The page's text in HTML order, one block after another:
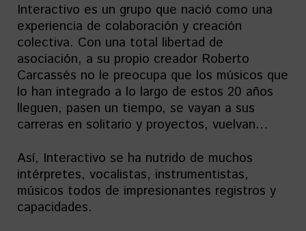
Interactivo es un grupo que nació como una
experiencia de colaboración y creación
colectiva. Con una total libertad de
asociación, a su propio creador Roberto
Carcassés no le preocupa que los músicos que
lo han integrado a lo largo de estos 20 años
lleguen, pasen un tiempo, se vayan a sus
carreras en solitario y proyectos, vuelvan…
Así, Interactivo se ha nutrido de muchos
intérpretes, vocalistas, instrumentistas,
músicos todos de impresionantes registros y
capacidades.